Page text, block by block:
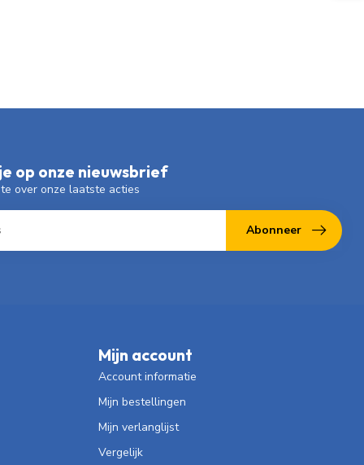
op onze nieuwsbrief
over onze laatste acties
Abonneer
Mijn account
Account informatie
Mijn bestellingen
Mijn verlanglijst
Vergelijk